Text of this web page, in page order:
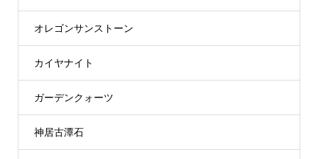
オレゴンサンストーン
カイヤナイト
ガーデンクォーツ
神居古潭石